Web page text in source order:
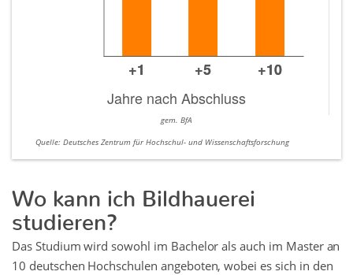
gem. BfA
Quelle: Deutsches Zentrum für Hochschul- und Wissenschaftsforschung
Wo kann ich Bildhauerei
studieren?
Das Studium wird sowohl im Bachelor als auch im Master an
10 deutschen Hochschulen angeboten, wobei es sich in den